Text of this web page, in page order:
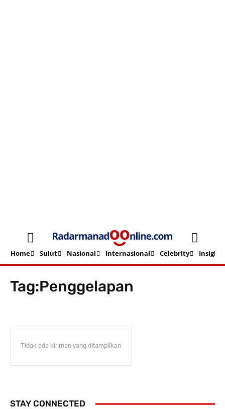
Home Sulut Nasional Internasional Celebrity Insight
Beranda Topik Penggelapan
Tag:Penggelapan
Tidak ada kiriman yang ditampilkan
STAY CONNECTED